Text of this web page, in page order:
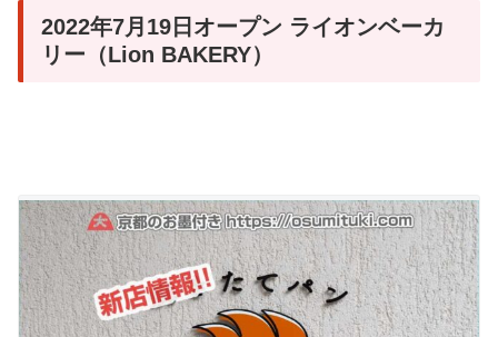
2022年7月19日オープン ライオンベーカ
リー（Lion BAKERY）